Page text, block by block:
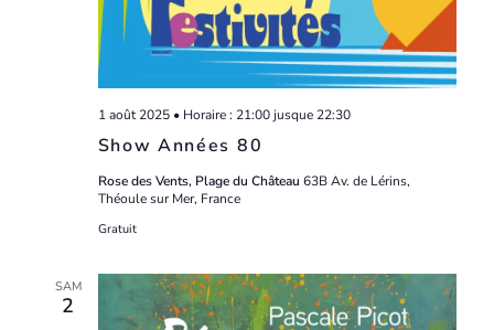
Show Années 80
1 août 2025 • Horaire : 21:00jusque 22:30
Rose des Vents, Plage du Château 63B Av. de Lérins,
Théoule sur Mer, France
Gratuit
SAM
2